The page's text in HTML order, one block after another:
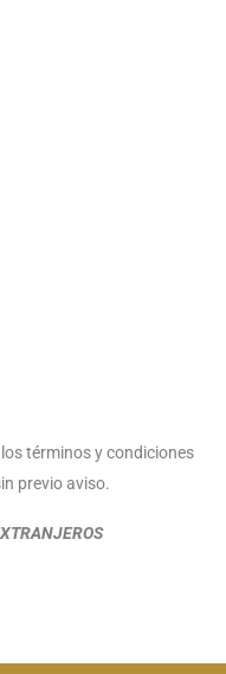
términos y condiciones
previo aviso.